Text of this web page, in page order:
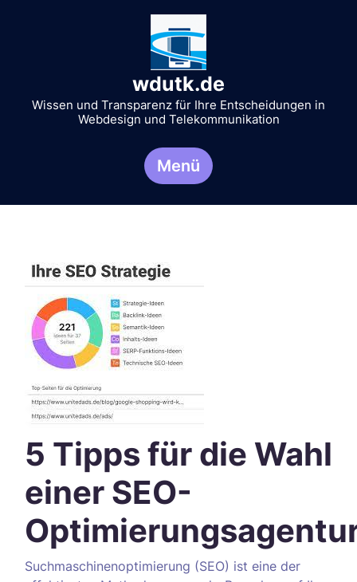
wdutk.de
Wissen und Transparenz für Ihre Entscheidungen in
Webdesign und Telekommunikation
Menü
5 Tipps für die Wahl
einer SEO-
Suchmaschinenoptimierung (SEO) ist eine der